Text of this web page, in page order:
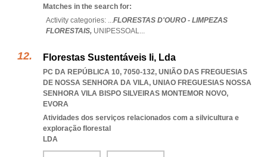
Matches in the search for:
Activity categories: ...FLORESTAS D'OURO - LIMPEZAS
FLORESTAIS, UNIPESSOAL...
Florestas Sustentáveis Ii, Lda
PC DA REPÚBLICA 10, 7050-132, UNIÃO DAS FREGUESIAS
DE NOSSA SENHORA DA VILA, UNIAO FREGUESIAS NOSSA
SENHORA VILA BISPO SILVEIRAS MONTEMOR NOVO,
EVORA
Atividades dos serviços relacionados com a silvicultura e
exploração florestal
LDA